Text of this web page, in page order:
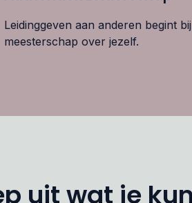
Leidinggeven aan anderen begint
meesterschap over jezelf.
uit wat je